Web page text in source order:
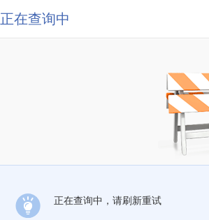
正在查询中
正在查询中，请刷新重试